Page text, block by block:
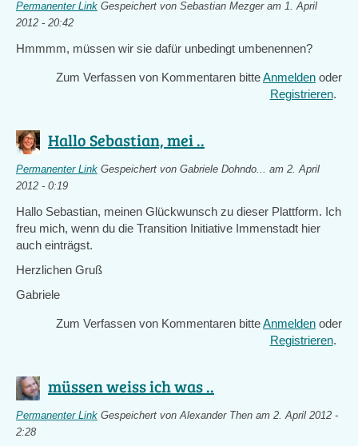
Permanenter Link Gespeichert von Sebastian Mezgeram 1. April
2012 - 20:42
Hmmmm, müssen wir sie dafür unbedingt umbenennen?
Zum Verfassen von Kommentaren bitteAnmelden oder
Registrieren.
Hallo Sebastian, mei ..
Permanenter Link Gespeichert von Gabriele Dohndo... am 2. April
2012 - 0:19
Hallo Sebastian, meinen Glückwunsch zu dieser Plattform. Ich
freu mich, wenn du die Transition Initiative Immenstadt hier
auch einträgst.
Herzlichen Gruß
Gabriele
Zum Verfassen von Kommentaren bitteAnmelden oder
Registrieren.
müssen weiss ich was ..
Permanenter Link Gespeichert vonAlexander Then am 2. April 2012 -
2:28